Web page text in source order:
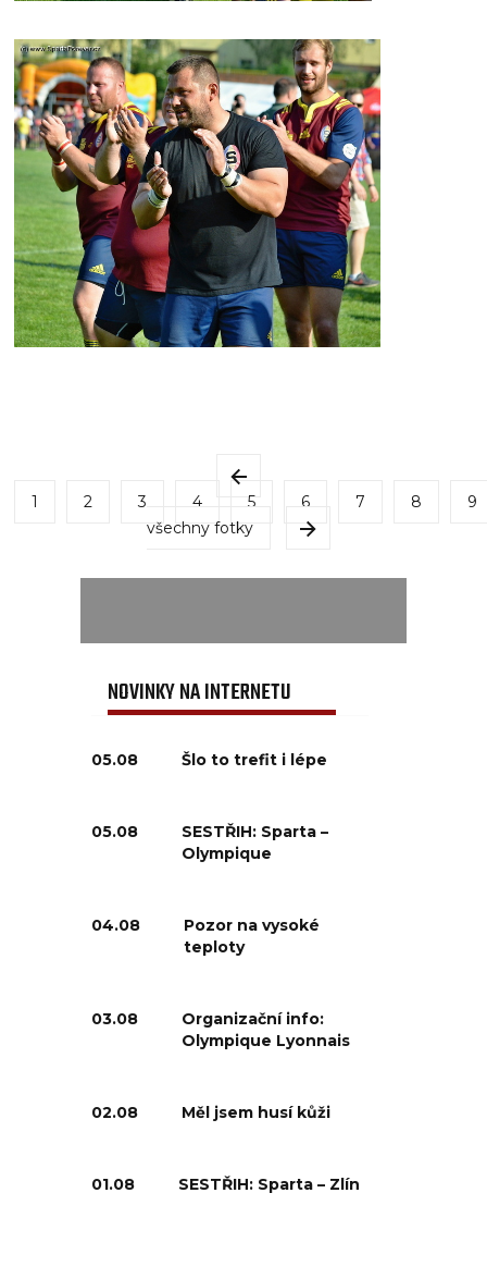
1 2 3 4 5 6 7 8
9
všechny fotky
NOVINKY NA INTERNETU
05.08 Šlo to trefit i lépe
05.08
SESTŘIH: Sparta –
Olympique
04.08
Pozor na vysoké
teploty
03.08
Organizační info:
Olympique Lyonnais
02.08 Měl jsem husí kůži
01.08 SESTŘIH: Sparta – Zlín